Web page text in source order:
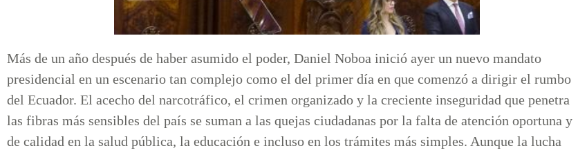
Más de un año después de haber asumido el poder, Daniel Noboa inició ayer un nuevo mandato
presidencial en un escenario tan complejo como el del primer día en que comenzó a dirigir el rumbo
del Ecuador. El acecho del narcotráfico, el crimen organizado y la creciente inseguridad que penetra
las fibras más sensibles del país se suman a las quejas ciudadanas por la falta de atención oportuna y
de calidad en la salud pública, la educación e incluso en los trámites más simples. Aunque la lucha